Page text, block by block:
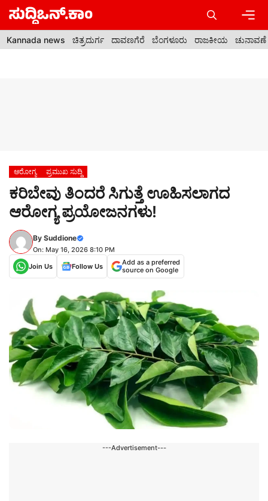
Skip
content
Kannada news ಚಿತ್ರದುರ್ಗ ದಾವಣಗೆರೆ ಬೆಂಗಳೂರು ರಾಜಕೀಯ ಚುನಾವಣೆ
ಆರೋಗ್ಯ ಪ್ರಮುಖ ಸುದ್ದಿ
ಕರಿಬೇವು ತಿಂದರೆ ಸಿಗುತ್ತೆ ಊಹಿಸಲಾಗದ
ಆರೋಗ್ಯ ಪ್ರಯೋಜನಗಳು!
By Suddione
On: May 16, 2026 8:10 PM
Join Us
Follow Us
Add as a preferred
source on Google
---Advertisement---